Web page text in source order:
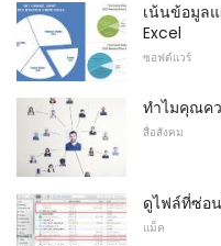
เน้นข้อมูล
Excel
ซอฟต์แวร์
ทำไมคุณค
สื่อสังคม
ดูไฟล์ที่ซ่อ
แม็ค